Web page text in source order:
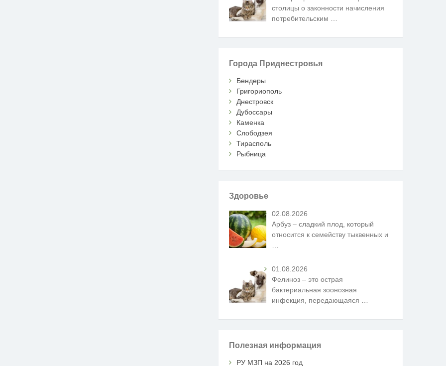
столицы о законности начисления
потребительским
Города Приднестровья
Бендеры
Григориополь
Днестровск
Дубоссары
Каменка
Слободзея
Тирасполь
Рыбница
Здоровье
02.08.2026
Арбуз – сладкий плод, который
относится к семейству тыквенных и
01.08.2026
Фелиноз – это острая
бактериальная зоонозная
инфекция, передающаяся
Полезная информация
РУ МЗП на 2026 год